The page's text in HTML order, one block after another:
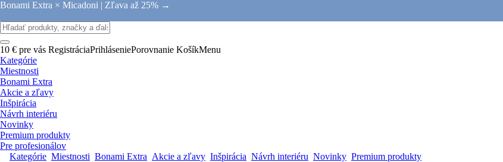
Bonami Extra × Micadoni | Zľava až 25% →
10 € pre vás RegistráciaPrihláseniePorovnanie KošíkMenu
Kategórie
Miestnosti
Bonami Extra
Akcie a zľavy
Inšpirácia
Návrh interiéru
Novinky
Premium produkty
Pre profesionálov
Kategórie Miestnosti Bonami Extra Akcie a zľavy Inšpirácia Návrh interiéru Novinky Premium produkty